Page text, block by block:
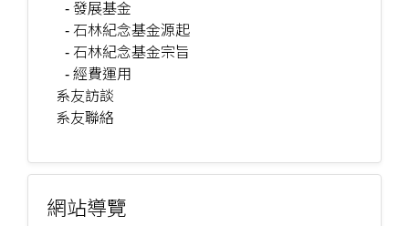
- 發展基金
- 石林紀念基金源起
- 石林紀念基金宗旨
- 經費運用
系友訪談
系友聯絡
網站導覽